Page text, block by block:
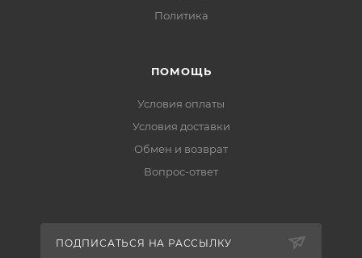
Политика
ПОМОЩЬ
Условия оплаты
Условия доставки
Обмен и возврат
Вопрос-ответ
ПОДПИСАТЬСЯ НА РАССЫЛКУ